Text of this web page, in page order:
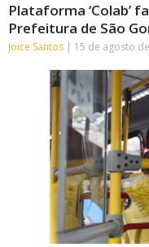
Plataforma ‘Colab’
Prefeitura de São
Joice Santos 15 de agosto